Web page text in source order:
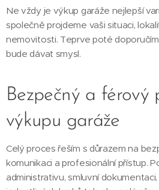
Ne vždy je výkup garáže nejlepší
společně projdeme vaši situaci,
nemovitosti. Teprve poté
bude dávat smysl.
Bezpečný a férový
výkupu garáže
Celý proces řeším s důrazem na
komunikaci a profesionální přístup.
administrativu, smluvní